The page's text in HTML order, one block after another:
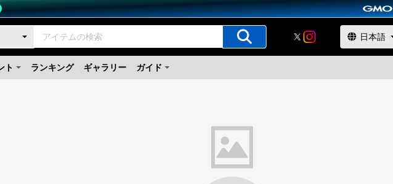
ト ランキング ギャラリー ガイド